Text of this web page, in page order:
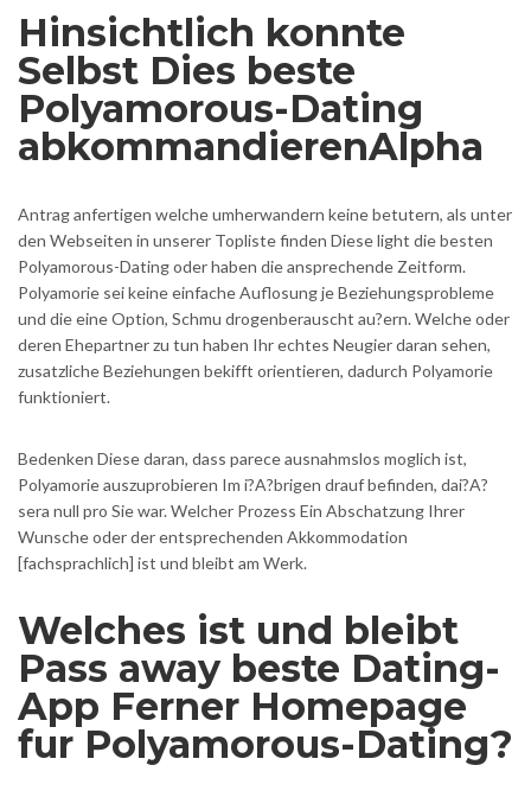
Hinsichtlich konnte
Selbst Dies beste
Polyamorous-Dating
abkommandierenAlpha
Antrag anfertigen welche umherwandern keine betutern, als unter
den Webseiten in unserer Topliste finden Diese light die besten
Polyamorous-Dating oder haben die ansprechende Zeitform.
Polyamorie sei keine einfache Auflosung je Beziehungsprobleme
und die eine Option, Schmu drogenberauscht au?ern. Welche oder
deren Ehepartner zu tun haben Ihr echtes Neugier daran sehen,
zusatzliche Beziehungen bekifft orientieren, dadurch Polyamorie
funktioniert.
Bedenken Diese daran, dass parece ausnahmslos moglich ist,
Polyamorie auszuprobieren Im i?A?brigen drauf befinden, dai?A?
sera null pro Sie war. Welcher Prozess Ein Abschatzung Ihrer
Wunsche oder der entsprechenden Akkommodation
[fachsprachlich] ist und bleibt am Werk.
Welches ist und bleibt
Pass away beste Dating-
App Ferner Homepage
fur Polyamorous-Dating?